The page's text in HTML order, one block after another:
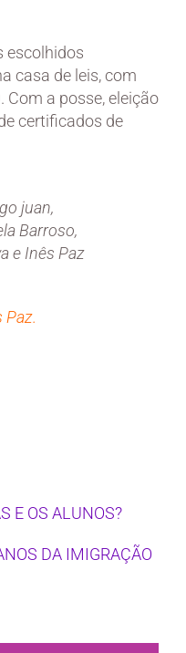
escolhidos
casa de leis, com
Com a posse, eleição
certificados de
juan,
Barroso,
e Inês Paz
Paz.
E OS ALUNOS?
DA IMIGRAÇÃO